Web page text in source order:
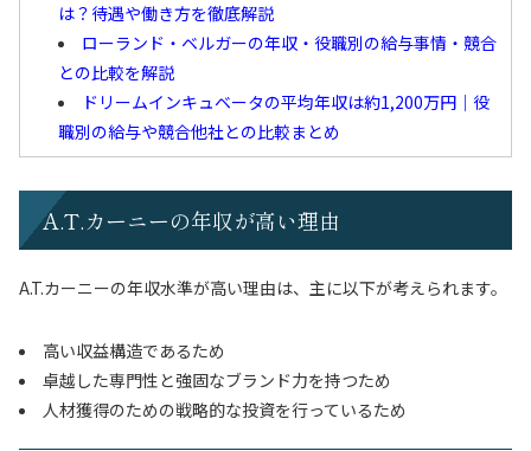
は？待遇や働き方を徹底解説
ローランド・ベルガーの年収・役職別の給与事情・競合
との比較を解説
ドリームインキュベータの平均年収は約1,200万円｜役
職別の給与や競合他社との比較まとめ
A.T.カーニーの年収が高い理由
A.T.カーニーの年収水準が高い理由は、主に以下が考えられます。
高い収益構造であるため
卓越した専門性と強固なブランド力を持つため
人材獲得のための戦略的な投資を行っているため